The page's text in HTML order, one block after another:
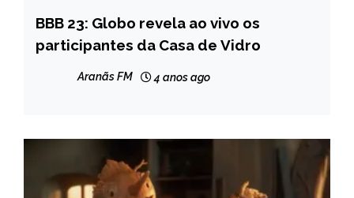
ENTRETENIMENTO
BBB 23: Globo revela ao vivo os
participantes da Casa de Vidro
Aranãs FM 4 anos ago